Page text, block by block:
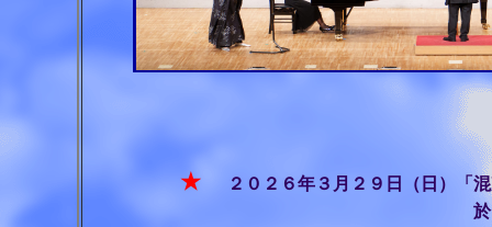
★
２０２６年３月２９日（日）「
於：北本市文化